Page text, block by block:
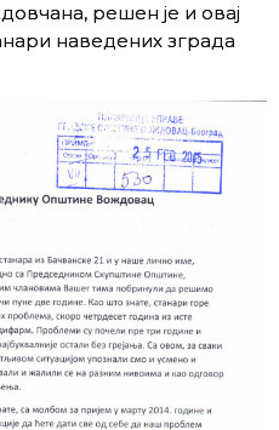
решен је и овај
наведених зграда